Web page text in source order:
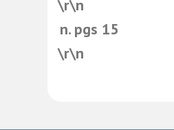
\r\n
n. pgs 15
\r\n